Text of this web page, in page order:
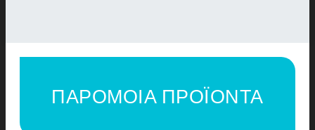
ΠΑΡΟΜΟΙΑ ΠΡΟΪΟΝΤΑ